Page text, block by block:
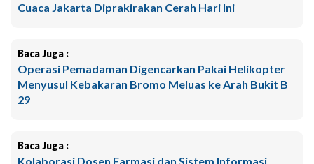
Cuaca Jakarta Diprakirakan Cerah Hari Ini
Baca Juga :
Operasi Pemadaman Digencarkan Pakai Helikopter
Menyusul Kebakaran Bromo Meluas ke Arah Bukit B
29
Baca Juga :
Kolaborasi Dosen Farmasi dan Sistem Informasi